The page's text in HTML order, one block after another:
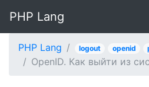
PHP Lang
PHP Lang logout openid
OpenID. Как выйти из